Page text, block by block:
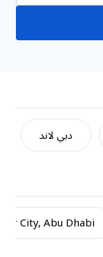
دبي لاند
City, Abu Dhabi